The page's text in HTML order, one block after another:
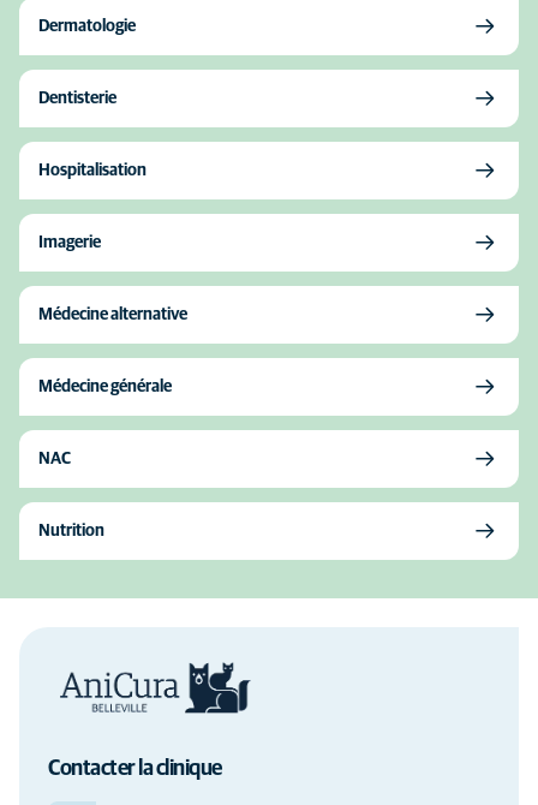
Dermatologie
Dentisterie
Hospitalisation
Imagerie
Médecine alternative
Médecine générale
NAC
Nutrition
Contacter la clinique